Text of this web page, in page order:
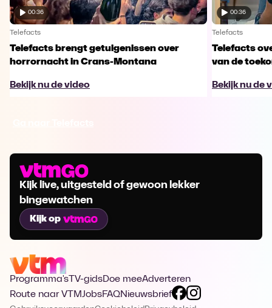
00:36
Telefacts
Telefacts brengt getuigenissen over
horrornacht in Crans-Montana
Bekijk nu de video
00:36
Telefacts
Telefacts
van de
Bekijk nu de
Kijk live, uitgesteld of gewoon lekker
bingewatchen
Kijk op
Programma's TV-gidsDoe meeAdverteren
Route naar VTMJobsFAQNieuwsbrief